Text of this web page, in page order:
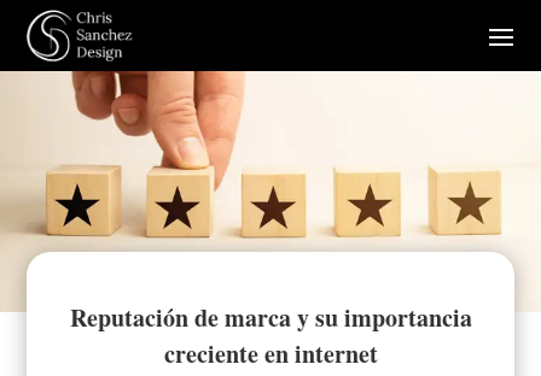
Reputación de marca y su importancia
creciente en internet